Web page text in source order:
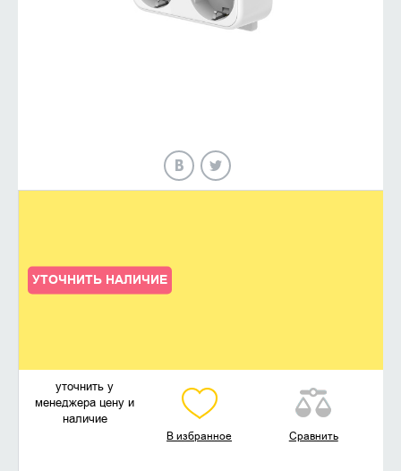
УТОЧНИТЬ НАЛИЧИЕ
уточнить у
менеджера цену и
наличие
В избранное Сравнить